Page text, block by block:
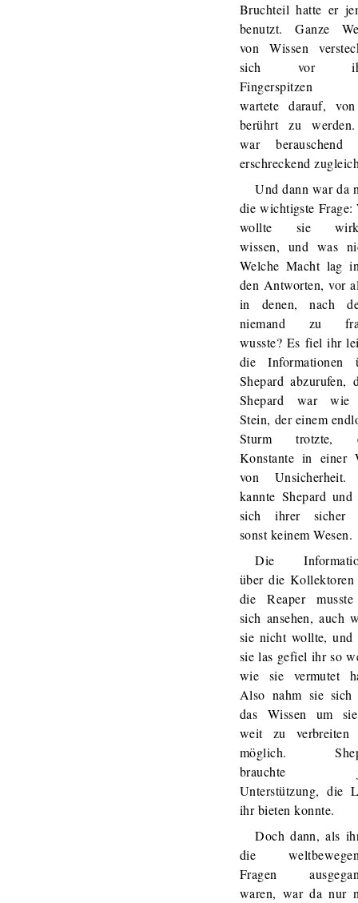
Bruchteil hatte er
benutzt. Ganze
von Wissen
sich vor
Fingerspitzen
wartete darauf,
berührt zu
war berauschend
erschreckend
Und dann war da
die wichtigste Frage:
wollte sie
wissen, und was
Welche Macht lag
den Antworten, vor
in denen, nach
niemand zu
wusste? Es fiel ihr
die Informationen
Shepard abzurufen,
Shepard war wie
Stein, der einem
Sturm trotzte,
Konstante in einer
von Unsicherheit.
kannte Shepard
sich ihrer sicher
sonst keinem Wesen.
Die
über die Kollektoren
die Reaper
sich ansehen, auch
sie nicht wollte, und
sie las gefiel ihr so
wie sie vermutet
Also nahm sie sich
das Wissen um
weit zu verbreiten
möglich.
brauchte
Unterstützung, die
ihr bieten konnte.
Doch dann, als
die
Fragen
waren, war da nur